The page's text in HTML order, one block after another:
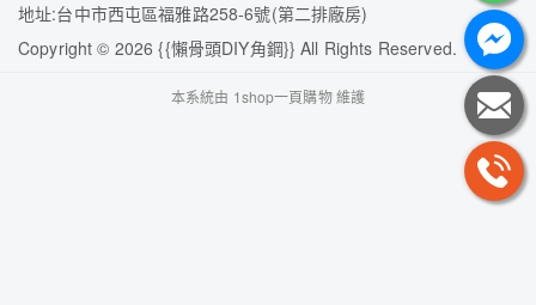
地址:台中市西屯區福雅路258-6號(第二排廠房)
Copyright© 2026 {{懶骨頭DIY角鋼}} All Rights Reserved.
本系統由 1shop一頁購物維護